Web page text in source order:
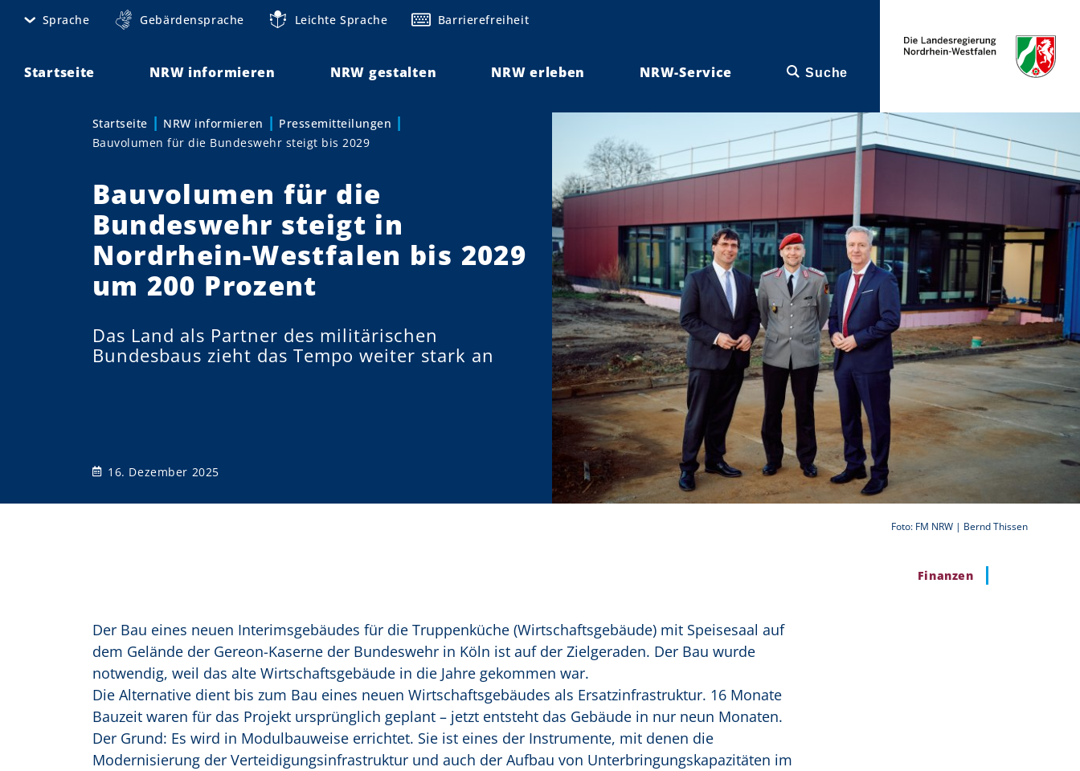
Sprache Gebärdensprache Leichte Sprache Barrierefreiheit
Startseite NRW informieren NRW gestalten NRW erleben NRW-Service Suche
Sie sind hier:
Startseite NRW informieren
Pressemitteilungen
Bauvolumen für die Bundeswehr steigt bis 2029
Bauvolumen für die
Bundeswehr steigt in
Nordrhein-Westfalen bis 2029
um 200 Prozent
Das Land als Partner des militärischen
Bundesbaus zieht das Tempo weiter stark an
16. Dezember 2025
Foto: FM NRW | Bernd Thissen
Finanzen
Der Bau eines neuen Interimsgebäudes für die Truppenküche (Wirtschaftsgebäude) mit Speisesaal auf
dem Gelände der Gereon-Kaserne der Bundeswehr in Köln ist auf der Zielgeraden. Der Bau wurde
notwendig, weil das alte Wirtschaftsgebäude in die Jahre gekommen war.
Die Alternative dient bis zum Bau eines neuen Wirtschaftsgebäudes als Ersatzinfrastruktur. 16 Monate
Bauzeit waren für das Projekt ursprünglich geplant – jetzt entsteht das Gebäude in nur neun Monaten.
Der Grund: Es wird in Modulbauweise errichtet. Sie ist eines der Instrumente, mit denen die
Modernisierung der Verteidigungsinfrastruktur und auch der Aufbau von Unterbringungskapazitäten im